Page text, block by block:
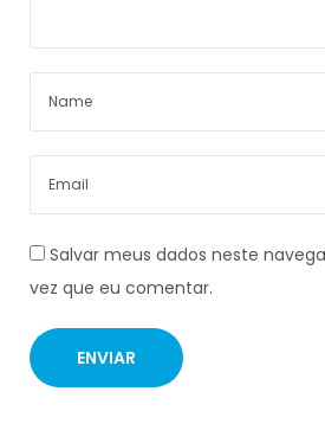
Salvar meus dados neste
vez que eu comentar.